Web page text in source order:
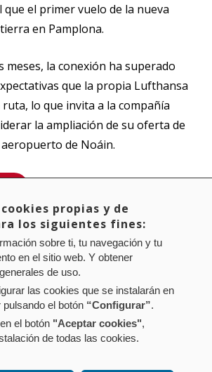
que el primer vuelo de la nueva
en Pamplona.
meses, la conexión ha superado
que la propia Lufthansa
lo que invita a la compañía
la ampliación de su oferta de
de Noáin.
TwitterFacebook
privacidad
Política de cookies
propias y de
los siguientes fines:
sobre ti, tu navegación y tu
en el sitio web. Y obtener
de uso.
las cookies que se instalarán en
pulsando el botón “Configurar”.
el botón "Aceptar cookies",
de todas las cookies.